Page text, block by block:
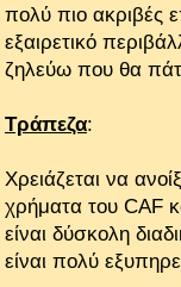
πολύ πιο ακριβές
εξαιρετικό
ζηλεύω που θα
Τράπεζα:
Χρειάζεται να
χρήματα του CAF
είναι δύσκολη
είναι πολύ